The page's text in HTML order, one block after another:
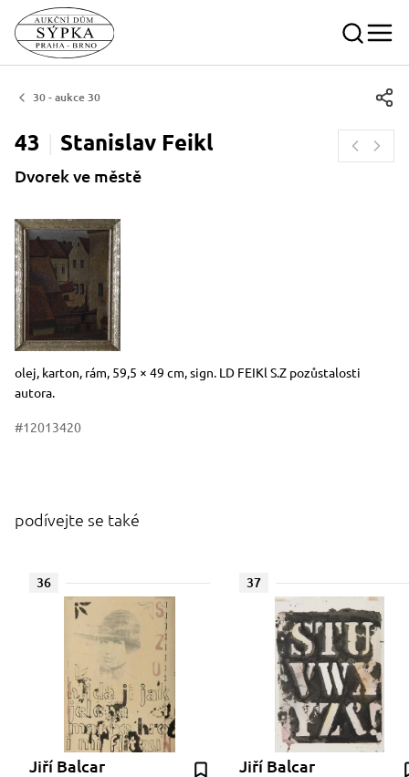
30 - aukce 30
43 Stanislav Feikl
Dvorek ve městě
Rozměry
Stručný popis předmětu
olej, karton, rám, 59,5 × 49 cm, sign. LD FEIKl S.Z pozůstalosti
autora.
#12013420
podívejte se také
36
Jiří Balcar
37
Jiří Balcar